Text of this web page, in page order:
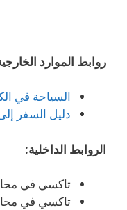
روابط الموارد
السياحة في
دليل السفر
الروابط الداخلية:
تاكسي في
تاكسي في